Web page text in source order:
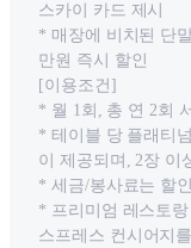
스카이 카드 제시
* 매장에 비치된 단
만원 즉시 할인
[이용조건]
* 월 1회, 총 연 2회
* 테이블 당 플래티
이 제공되며, 2장 이
* 세금/봉사료는 할
* 프리미엄 레스토
스프레스 컨시어지